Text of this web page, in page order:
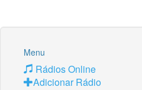
Menu
Rádios Online
Adicionar Rádio